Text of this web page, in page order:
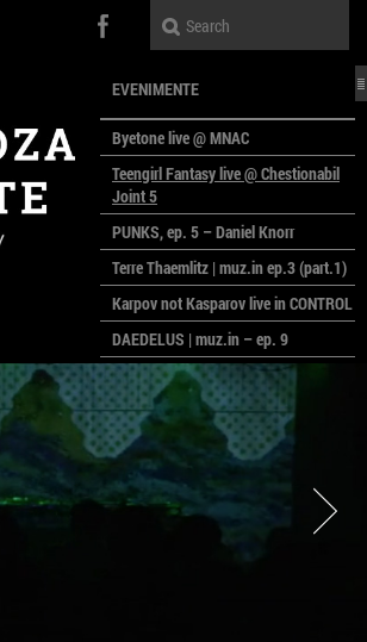
EVENIMENTE
Byetone live @ MNAC
Teengirl Fantasy live @ Chestionabil
Joint 5
PUNKS, ep. 5 – Daniel Knorr
Terre Thaemlitz | muz.in ep.3 (part.1)
Karpov not Kasparov live in CONTROL
DAEDELUS | muz.in – ep. 9
LALELE, LALELE – prima premieră a
anului la MACAZ
CinePOLSKA – filme poloneze la
București
PEOPLE OF ROMANIA se lansează la
galeria Simeza
All Stars For Outernational